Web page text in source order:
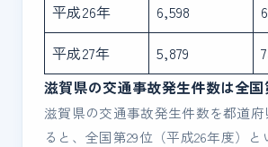
平成26年
6,598
平成27年
5,879
滋賀県の交通事故発生件数は全国
滋賀県の交通事故発生件数を都道
ると、全国第29位（平成26年度）